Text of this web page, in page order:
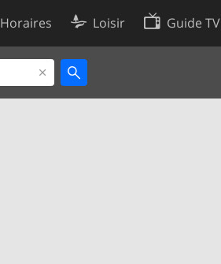
Horaires Loisir Guide TV
Politique en matière de cookies
Préférences de cookies